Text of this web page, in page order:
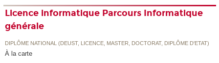
Licence informatique Parcours Informatique
générale
DIPLÔME NATIONAL (DEUST, LICENCE, MASTER, DOCTORAT, DIPLÔME D'ETAT)
À la carte